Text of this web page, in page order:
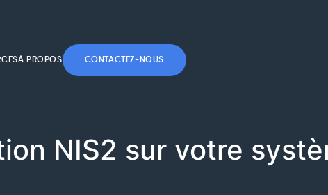
À PROPOS CONTACTEZ-NOUS
NIS2 sur votre